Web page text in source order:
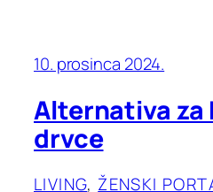
10. prosinca 2024.
Alternativa za
drvce
LIVING, ŽENSKI